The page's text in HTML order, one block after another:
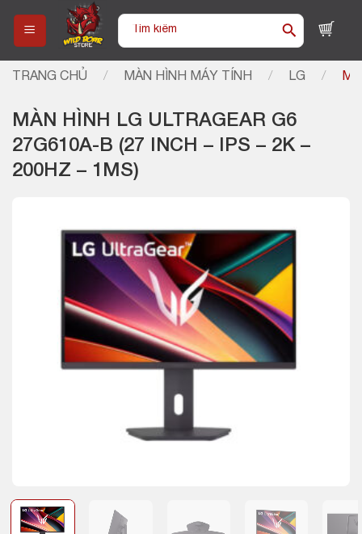
content
Tìm
TRANG CHỦ / MÀN HÌNH MÁY TÍNH / LG /
MÀN HÌNH LG ULTRAGEAR G6
27G610A-B (27 INCH – IPS – 2K –
200HZ – 1MS)